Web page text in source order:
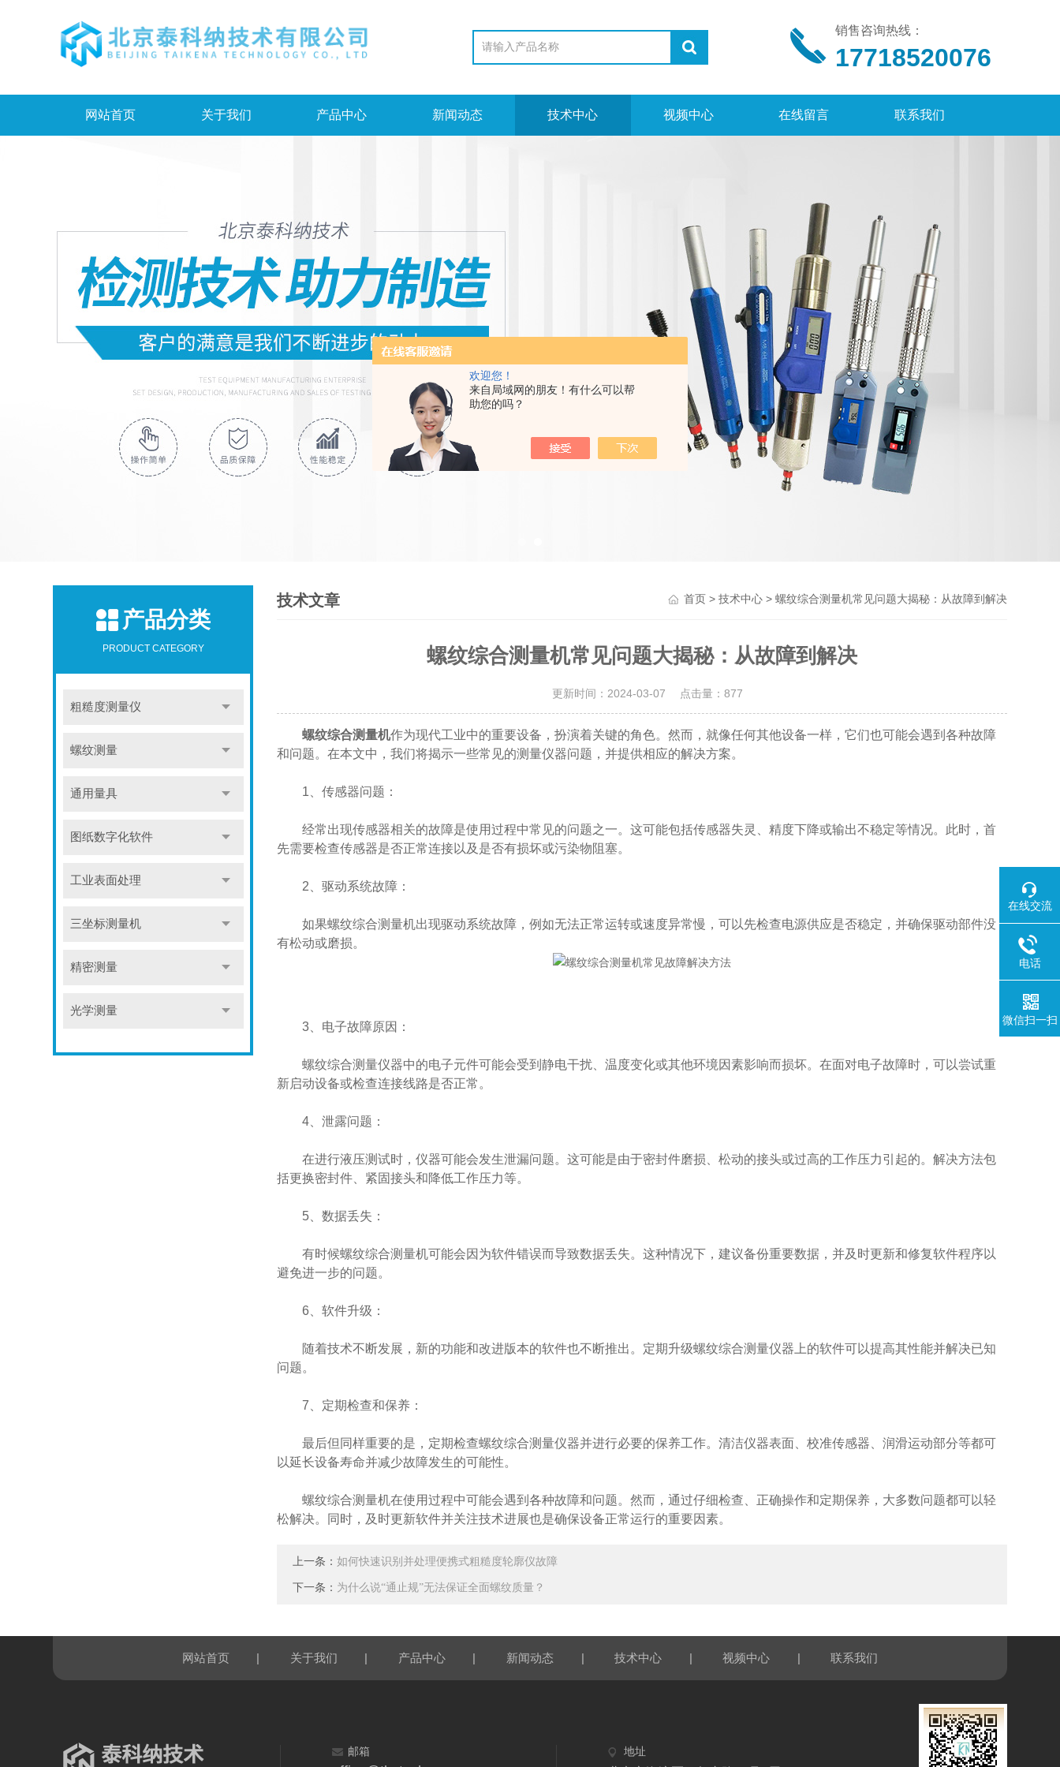
欢迎您！
来自局域网的朋友！有什么可以帮
助您的吗？
销售咨询热线：
17718520076
网站首页 关于我们 产品中心 新闻动态 技术中心 视频中心 在线留言 联系我们
产品分类
PRODUCT CATEGORY
粗糙度测量仪
螺纹测量
通用量具
图纸数字化软件
工业表面处理
三坐标测量机
精密测量
光学测量
技术文章 首页> 技术中心> 螺纹综合测量机常见问题大揭秘：从故障到解决
螺纹综合测量机常见问题大揭秘：从故障到解决
更新时间：2024-03-07 点击量：877
螺纹综合测量机作为现代工业中的重要设备，扮演着关键的角色。然而，就像任何其他设备一样，它们也可能会遇到各种故障
和问题。在本文中，我们将揭示一些常见的测量仪器问题，并提供相应的解决方案。
1、传感器问题：
经常出现传感器相关的故障是使用过程中常见的问题之一。这可能包括传感器失灵、精度下降或输出不稳定等情况。此时，首
先需要检查传感器是否正常连接以及是否有损坏或污染物阻塞。
2、驱动系统故障：
如果螺纹综合测量机出现驱动系统故障，例如无法正常运转或速度异常慢，可以先检查电源供应是否稳定，并确保驱动部件没
有松动或磨损。
3、电子故障原因：
螺纹综合测量仪器中的电子元件可能会受到静电干扰、温度变化或其他环境因素影响而损坏。在面对电子故障时，可以尝试重
新启动设备或检查连接线路是否正常。
4、泄露问题：
在进行液压测试时，仪器可能会发生泄漏问题。这可能是由于密封件磨损、松动的接头或过高的工作压力引起的。解决方法包
括更换密封件、紧固接头和降低工作压力等。
5、数据丢失：
有时候螺纹综合测量机可能会因为软件错误而导致数据丢失。这种情况下，建议备份重要数据，并及时更新和修复软件程序以
避免进一步的问题。
6、软件升级：
随着技术不断发展，新的功能和改进版本的软件也不断推出。定期升级螺纹综合测量仪器上的软件可以提高其性能并解决已知
问题。
7、定期检查和保养：
最后但同样重要的是，定期检查螺纹综合测量仪器并进行必要的保养工作。清洁仪器表面、校准传感器、润滑运动部分等都可
以延长设备寿命并减少故障发生的可能性。
螺纹综合测量机在使用过程中可能会遇到各种故障和问题。然而，通过仔细检查、正确操作和定期保养，大多数问题都可以轻
松解决。同时，及时更新软件并关注技术进展也是确保设备正常运行的重要因素。
上一条：如何快速识别并处理便携式粗糙度轮廓仪故障
下一条： 为什么说“通止规”无法保证全面螺纹质量？
网站首页 | 关于我们 | 产品中心 | 新闻动态 | 技术中心 | 视频中心 | 联系我们
邮箱 地址
在线交流
电话
微信扫一扫